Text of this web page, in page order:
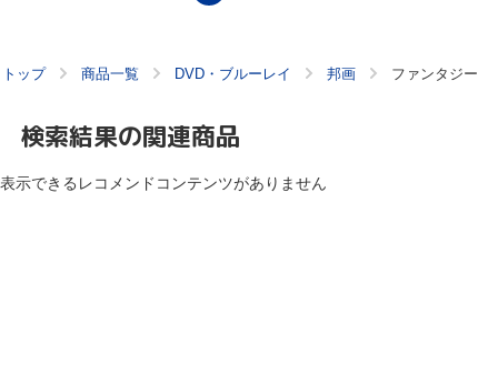
トップ 商品一覧 DVD・ブルーレイ 邦画 ファンタジー
検索結果の関連商品
表示できるレコメンドコンテンツがありません